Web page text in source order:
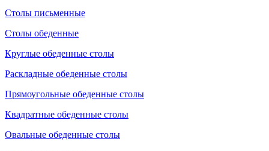
Столы письменные
Столы обеденные
Круглые обеденные столы
Раскладные обеденные столы
Прямоугольные обеденные столы
Квадратные обеденные столы
Овальные обеденные столы